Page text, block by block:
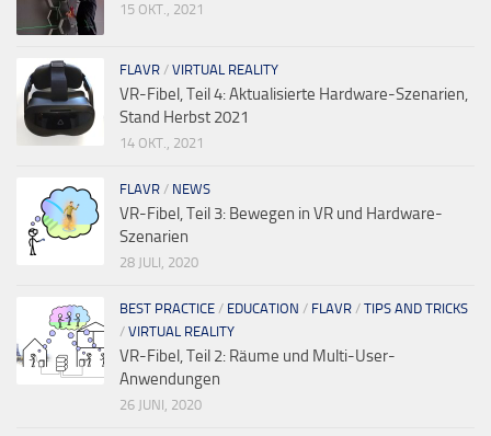
15 OKT., 2021
FLAVR / VIRTUAL REALITY
VR-Fibel, Teil 4: Aktualisierte Hardware-Szenarien,
Stand Herbst 2021
14 OKT., 2021
FLAVR / NEWS
VR-Fibel, Teil 3: Bewegen in VR und Hardware-
Szenarien
28 JULI, 2020
BEST PRACTICE / EDUCATION / FLAVR / TIPS AND TRICKS
/ VIRTUAL REALITY
VR-Fibel, Teil 2: Räume und Multi-User-
Anwendungen
26 JUNI, 2020